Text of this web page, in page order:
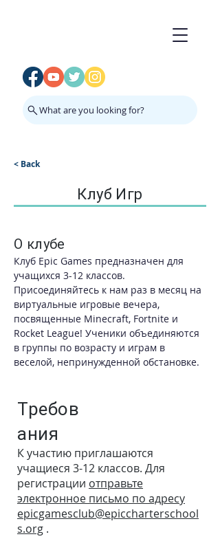
What are you looking for?
< Back
Клуб Игр
О клубе
Клуб Epic Games предназначен для
учащихся 3-12 классов.
Присоединяйтесь к нам раз в месяц на
виртуальные игровые вечера,
посвященные Minecraft, Fortnite и
Rocket League! Ученики объединяются
в группы по возрасту и играм в
веселой, непринужденной обстановке.
Требов
ания
К участию приглашаются
учащиеся 3-12 классов. Для
регистрации отправьте
электронное письмо по адресу
epicgamesclub@epiccharterschool
s.org .